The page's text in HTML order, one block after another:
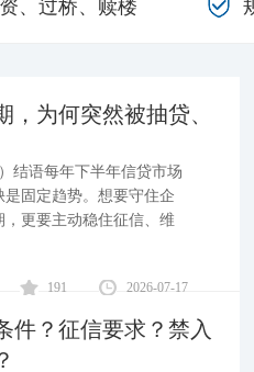
、过桥、赎楼
，为何突然被抽贷、
结语每年下半年信贷市场
固定趋势。想要守住企
更要主动稳住征信、维
191 2026-07-17
件？征信要求？禁入